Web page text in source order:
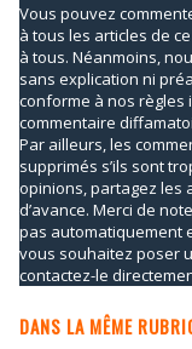
Vous pouvez
à tous les articles de
à tous. Néanmoins,
sans explication ni
conforme à nos
commentaire
Par ailleurs, les
supprimés s’ils sont
opinions, partagez les
d’avance. Merci de
pas automatiquement
vous souhaitez poser
contactez-le
DANS LA MÊME